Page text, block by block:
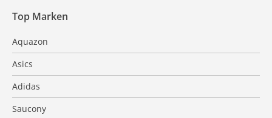
Top Marken
Aquazon
Asics
Adidas
Saucony